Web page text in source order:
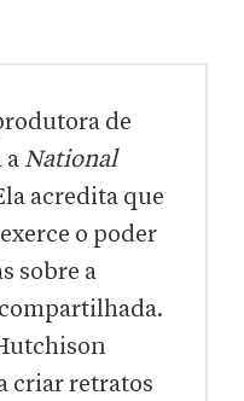
de
aNational
acredita que
o poder
sobre a
criar retratos